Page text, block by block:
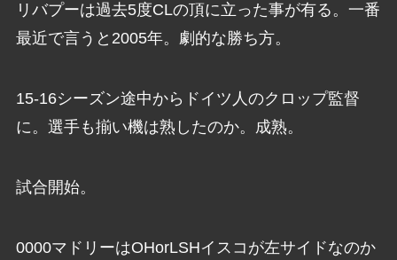
リバプーは過去5度CLの頂に立った事が有る。一番
最近で言うと2005年。劇的な勝ち方。
15-16シーズン途中からドイツ人のクロップ監督
に。選手も揃い機は熟したのか。成熟。
試合開始。
0000マドリーはOHorLSHイスコが左サイドなのか